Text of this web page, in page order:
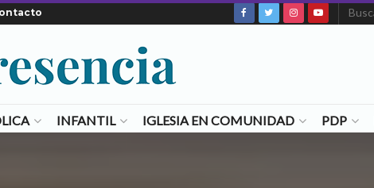
INFANTIL IGLESIA EN COMUNIDAD PDP